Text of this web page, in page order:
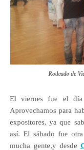
Rodeado de
El viernes fue el día
Aprovechamos para
expositores, ya que
así. El sábado fue
mucha gente,y desde